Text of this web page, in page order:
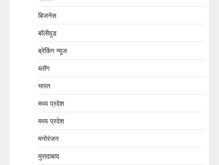
बिजनेस
बॉलीवुड
ब्रेकिंग न्यूज
ब्लॉग
भारत
मध्य प्रदेश
मध्य प्रदेश
मनोरंजन
मुरादाबाद